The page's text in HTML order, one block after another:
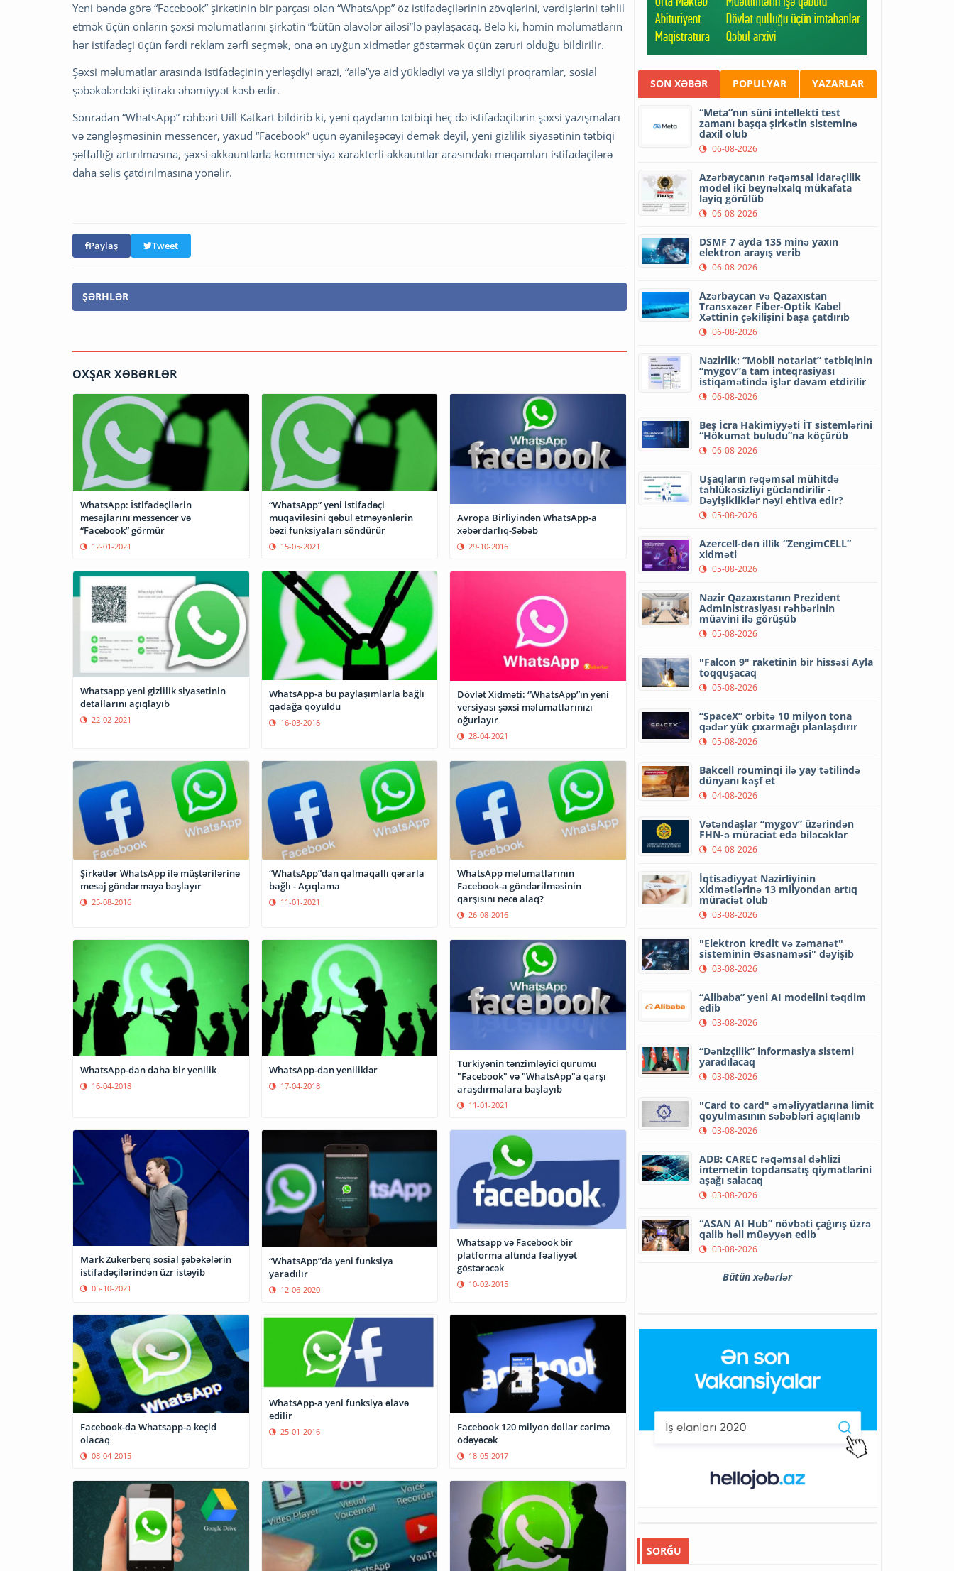
Yeni bəndə görə “Facebook” şirkətinin bir parçası olan “WhatsApp” öz istifadəçilərinin zövqlərini, vərdişlərini təhlil
etmək üçün onların şəxsi məlumatlarını şirkətin “bütün əlavələr ailəsi”lə paylaşacaq. Belə ki, həmin məlumatların
hər istifadəçi üçün fərdi reklam zərfi seçmək, ona ən uyğun xidmətlər göstərmək üçün zəruri olduğu bildirilir.
Şəxsi məlumatlar arasında istifadəçinin yerləşdiyi ərazi, “ailə”yə aid yüklədiyi və ya sildiyi proqramlar, sosial
şəbəkələrdəki iştirakı əhəmiyyət kəsb edir.
Sonradan “WhatsApp” rəhbəri Uill Katkart bildirib ki, yeni qaydanın tətbiqi heç də istifadəçilərin şəxsi yazışmaları
və zəngləşməsinin messencer, yaxud “Facebook” üçün əyaniləşəcəyi demək deyil, yeni gizlilik siyasətinin tətbiqi
şəffaflığı artırılmasına, şəxsi akkauntlarla kommersiya xarakterli akkauntlar arasındakı məqamları istifadəçilərə
daha səlis çatdırılmasına yönəlir.
Paylaş Tweet
ŞƏRHLƏR
OXŞAR XƏBƏRLƏR
WhatsApp: İstifadəçilərin
mesajlarını messencer və
“Facebook” görmür
12-01-2021
“WhatsApp” yeni istifadəçi
müqaviləsini qəbul etməyənlərin
bəzi funksiyaları söndürür
15-05-2021
Avropa Birliyindən WhatsApp-a
xəbərdarlıq-Səbəb
29-10-2016
Whatsapp yeni gizlilik siyasətinin
detallarını açıqlayıb
22-02-2021
WhatsApp-a bu paylaşımlarla bağlı
qadağa qoyuldu
16-03-2018
Dövlət Xidməti: “WhatsApp”ın yeni
versiyası şəxsi məlumatlarınızı
oğurlayır
28-04-2021
Şirkətlər WhatsApp ilə müştərilərinə
mesaj göndərməyə başlayır
25-08-2016
“WhatsApp”dan qalmaqallı qərarla
bağlı - Açıqlama
11-01-2021
WhatsApp məlumatlarının
Facebook-a göndərilməsinin
qarşısını necə alaq?
26-08-2016
WhatsApp-dan daha bir yenilik
16-04-2018
WhatsApp-dan yeniliklər
17-04-2018
Türkiyənin tənzimləyici qurumu
"Facebook" və "WhatsApp"a qarşı
araşdırmalara başlayıb
11-01-2021
Mark Zukerberq sosial şəbəkələrin
istifadəçilərindən üzr istəyib
05-10-2021
“WhatsApp”da yeni funksiya
yaradılır
12-06-2020
Whatsapp və Facebook bir
platforma altında fəaliyyət
göstərəcək
10-02-2015
Facebook-da Whatsapp-a keçid
olacaq
08-04-2015
WhatsApp-a yeni funksiya əlavə
edilir
25-01-2016
Facebook 120 milyon dollar cərimə
ödəyəcək
18-05-2017
SON XƏBƏR POPULYAR YAZARLAR
“Meta”nın süni intellekti test
zamanı başqa şirkətin sisteminə
daxil olub
06-08-2026
Azərbaycanın rəqəmsal idarəçilik
model iki beynəlxalq mükafata
layiq görülüb
06-08-2026
DSMF 7 ayda 135 minə yaxın
elektron arayış verib
06-08-2026
Azərbaycan və Qazaxıstan
Transxəzər Fiber-Optik Kabel
Xəttinin çəkilişini başa çatdırıb
06-08-2026
Nazirlik: “Mobil notariat” tətbiqinin
“mygov”a tam inteqrasiyası
istiqamətində işlər davam etdirilir
06-08-2026
Beş İcra Hakimiyyəti İT sistemlərini
“Hökumət buludu”na köçürüb
06-08-2026
Uşaqların rəqəmsal mühitdə
təhlükəsizliyi gücləndirilir -
Dəyişikliklər nəyi ehtiva edir?
05-08-2026
Azercell-dən illik “ZengimCELL”
xidməti
05-08-2026
Nazir Qazaxıstanın Prezident
Administrasiyası rəhbərinin
müavini ilə görüşüb
05-08-2026
"Falcon 9" raketinin bir hissəsi Ayla
toqquşacaq
05-08-2026
“SpaceX” orbitə 10 milyon tona
qədər yük çıxarmağı planlaşdırır
05-08-2026
Bakcell rouminqi ilə yay tətilində
dünyanı kəşf et
04-08-2026
Vətəndaşlar “mygov” üzərindən
FHN-ə müraciət edə biləcəklər
04-08-2026
İqtisadiyyat Nazirliyinin
xidmətlərinə 13 milyondan artıq
müraciət olub
03-08-2026
"Elektron kredit və zəmanət"
sisteminin Əsasnaməsi" dəyişib
03-08-2026
“Alibaba” yeni AI modelini təqdim
edib
03-08-2026
“Dənizçilik” informasiya sistemi
yaradılacaq
03-08-2026
"Card to card" əməliyyatlarına limit
qoyulmasının səbəbləri açıqlanıb
03-08-2026
ADB: CAREC rəqəmsal dəhlizi
internetin topdansatış qiymətlərini
aşağı salacaq
03-08-2026
“ASAN AI Hub” növbəti çağırış üzrə
qalib həll müəyyən edib
03-08-2026
Bütün xəbərlər
SORĞU